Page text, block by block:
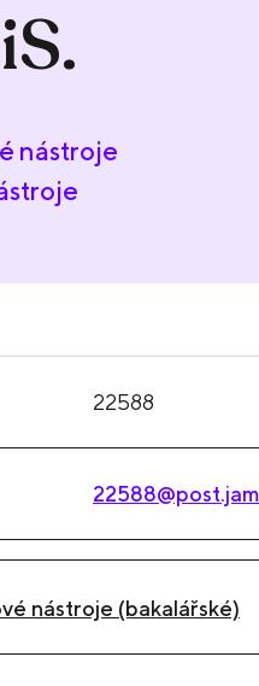
nástroje
22588
nástroje (bakalářské)